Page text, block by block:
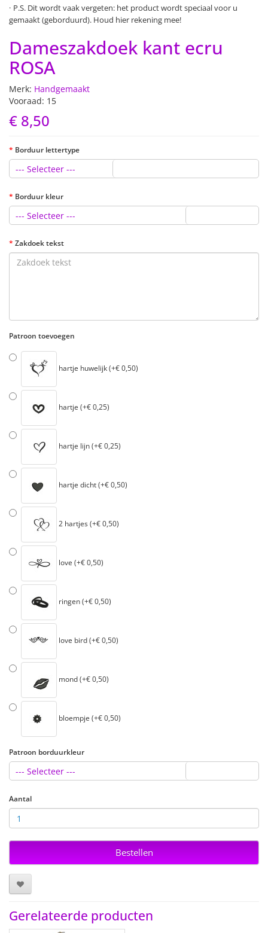
P.S. Dit wordt vaak vergeten: het product wordt speciaal voor u
gemaakt (geborduurd). Houd hier rekening mee!
Dameszakdoek kant ecru
ROSA
Merk: Handgemaakt
Vooraad: 15
€ 8,50
Borduur lettertype
--- Selecteer ---
Borduur kleur
--- Selecteer ---
Zakdoek tekst
Patroon toevoegen
hartje huwelijk (+€ 0,50)
hartje (+€ 0,25)
hartje lijn (+€ 0,25)
hartje dicht (+€ 0,50)
2 hartjes (+€ 0,50)
love (+€ 0,50)
ringen (+€ 0,50)
love bird (+€ 0,50)
mond (+€ 0,50)
bloempje (+€ 0,50)
Patroon borduurkleur
--- Selecteer ---
Aantal
Bestellen
Gerelateerde producten